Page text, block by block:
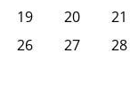
19 20 21
26 27 28